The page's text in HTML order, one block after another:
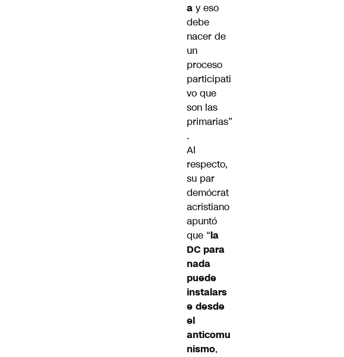
a y eso
debe
nacer de
un
proceso
participati
vo que
son las
primarias”
.
Al
respecto,
su par
demócrat
acristiano
apuntó
que “la
DC para
nada
puede
instalars
e desde
el
anticomu
nismo,